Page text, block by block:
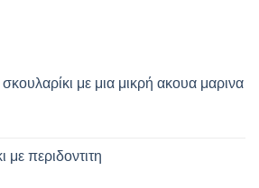
με μια μικρή ακουα μαρινα
με περιδοντιτη